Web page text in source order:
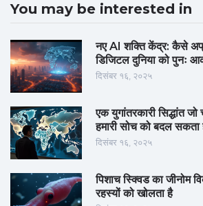
You may be interested in
नए AI शक्ति केंद्र: कैसे
डिजिटल दुनिया को पुनः
दिसंबर १६, २०२५
एक युगांतरकारी सिद्धांत
हमारी सोच को बदल सकता
दिसंबर १६, २०२५
पिशाच स्क्विड का जीनोम
रहस्यों को खोलता है